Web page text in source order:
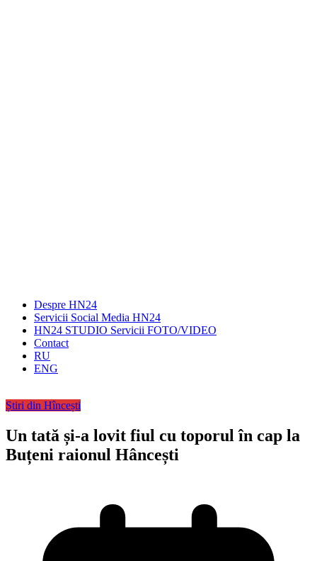
Despre HN24
Servicii Social Media HN24
HN24 STUDIO Servicii FOTO/VIDEO
Contact
RU
ENG
Știri din Hîncești
Un tată și-a lovit fiul cu toporul în cap la
Buțeni raionul Hâncești